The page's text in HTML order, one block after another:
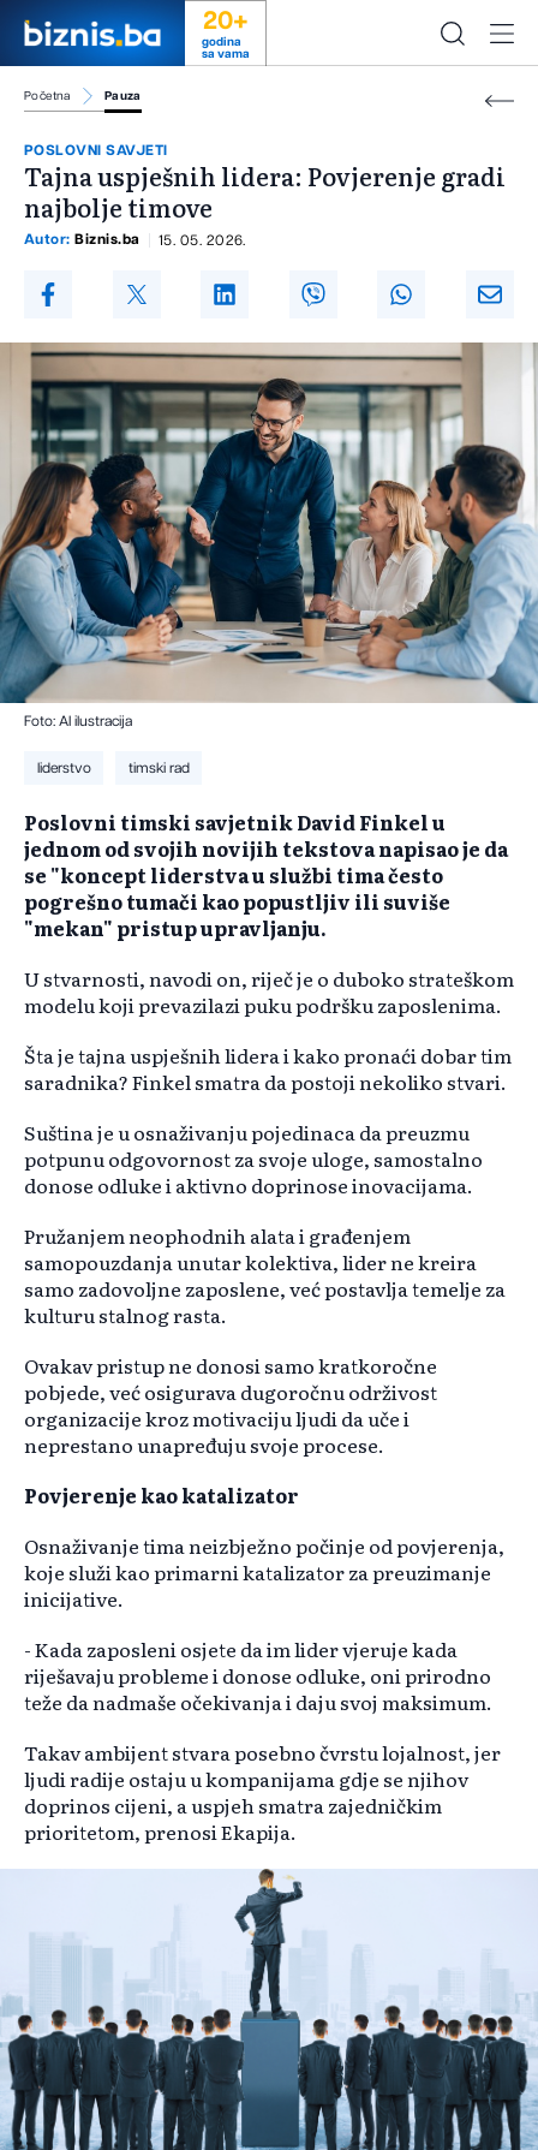
20+
godina
sa vama
Početna Pauza
POSLOVNI SAVJETI
Tajna uspješnih lidera: Povjerenje gradi
najbolje timove
Autor: Biznis.ba 15. 05. 2026.
Foto: AI ilustracija
liderstvo timski rad
Poslovni timski savjetnik David Finkel u
jednom od svojih novijih tekstova napisao je da
se "koncept liderstva u službi tima često
pogrešno tumači kao popustljiv ili suviše
"mekan" pristup upravljanju.
U stvarnosti, navodi on, riječ je o duboko strateškom
modelu koji prevazilazi puku podršku zaposlenima.
Šta je tajna uspješnih lidera i kako pronaći dobar tim
saradnika? Finkel smatra da postoji nekoliko stvari.
Suština je u osnaživanju pojedinaca da preuzmu
potpunu odgovornost za svoje uloge, samostalno
donose odluke i aktivno doprinose inovacijama.
Pružanjem neophodnih alata i građenjem
samopouzdanja unutar kolektiva, lider ne kreira
samo zadovoljne zaposlene, već postavlja temelje za
kulturu stalnog rasta.
Ovakav pristup ne donosi samo kratkoročne
pobjede, već osigurava dugoročnu održivost
organizacije kroz motivaciju ljudi da uče i
neprestano unapređuju svoje procese.
Povjerenje kao katalizator
Osnaživanje tima neizbježno počinje od povjerenja,
koje služi kao primarni katalizator za preuzimanje
inicijative.
- Kada zaposleni osjete da im lider vjeruje kada
riješavaju probleme i donose odluke, oni prirodno
teže da nadmaše očekivanja i daju svoj maksimum.
Takav ambijent stvara posebno čvrstu lojalnost, jer
ljudi radije ostaju u kompanijama gdje se njihov
doprinos cijeni, a uspjeh smatra zajedničkim
prioritetom, prenosi Ekapija.